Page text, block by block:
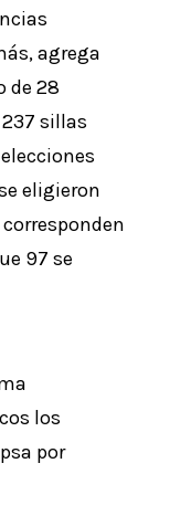
agrega
de 28
sillas
eligieron
97 se
los
por